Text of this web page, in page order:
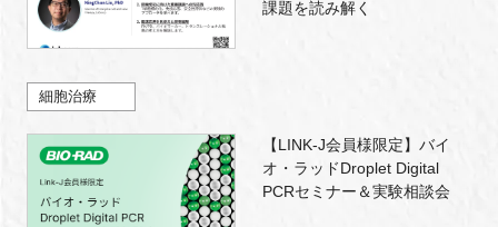
課題を読み解く
細胞治療
【LINK-J会員様限定】バイ
オ・ラッドDroplet Digital
PCRセミナー＆実験相談会